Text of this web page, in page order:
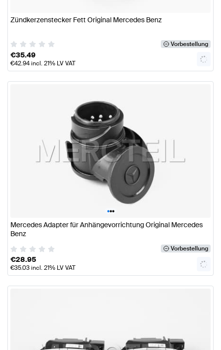
Zündkerzenstecker Fett Original Mercedes Benz
Vorbestellung
€35.49
€42.94incl. 21% LV VAT
•••
Mercedes Adapter für Anhängevorrichtung Original Mercedes
Benz
Vorbestellung
€28.95
€35.03incl. 21% LV VAT